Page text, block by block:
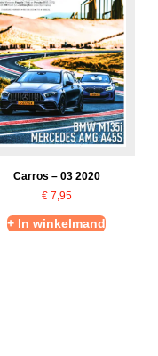
Carros – 03 2020
€7,95
+ In winkelmand